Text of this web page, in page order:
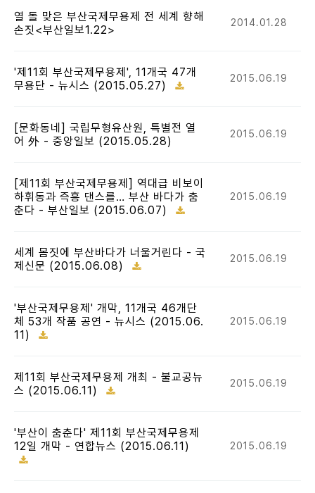
열 돌 맞은 부산국제무용제 전 세계 향해
손짓<부산일보1.22>
2014.01.28
'제11회 부산국제무용제', 11개국 47개
무용단 - 뉴시스 (2015.05.27)
2015.06.19
[문화동네] 국립무형유산원, 특별전 열
어 外 - 중앙일보 (2015.05.28)
2015.06.19
[제11회 부산국제무용제] 역대급 비보이
하휘동과 즉흥 댄스를… 부산 바다가 춤
춘다 - 부산일보 (2015.06.07)
2015.06.19
세계 몸짓에 부산바다가 너울거린다 - 국
제신문 (2015.06.08)
2015.06.19
'부산국제무용제' 개막, 11개국 46개단
체 53개 작품 공연 - 뉴시스 (2015.06.
11)
2015.06.19
제11회 부산국제무용제 개최 - 불교공뉴
스 (2015.06.11)
2015.06.19
'부산이 춤춘다' 제11회 부산국제무용제
12일 개막 - 연합뉴스 (2015.06.11)
2015.06.19